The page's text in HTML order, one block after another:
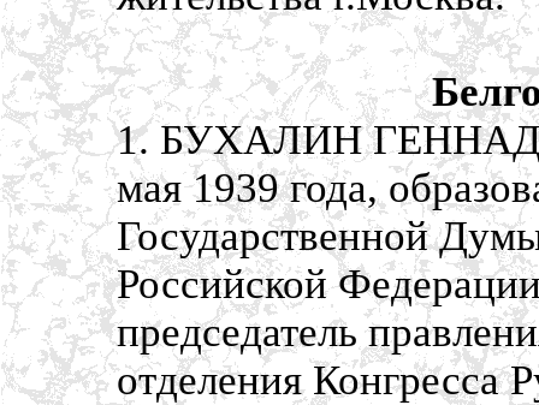
1. БУХАЛИН
мая 1939 года,
Государственной
Российской
председатель
отделения Конгресса